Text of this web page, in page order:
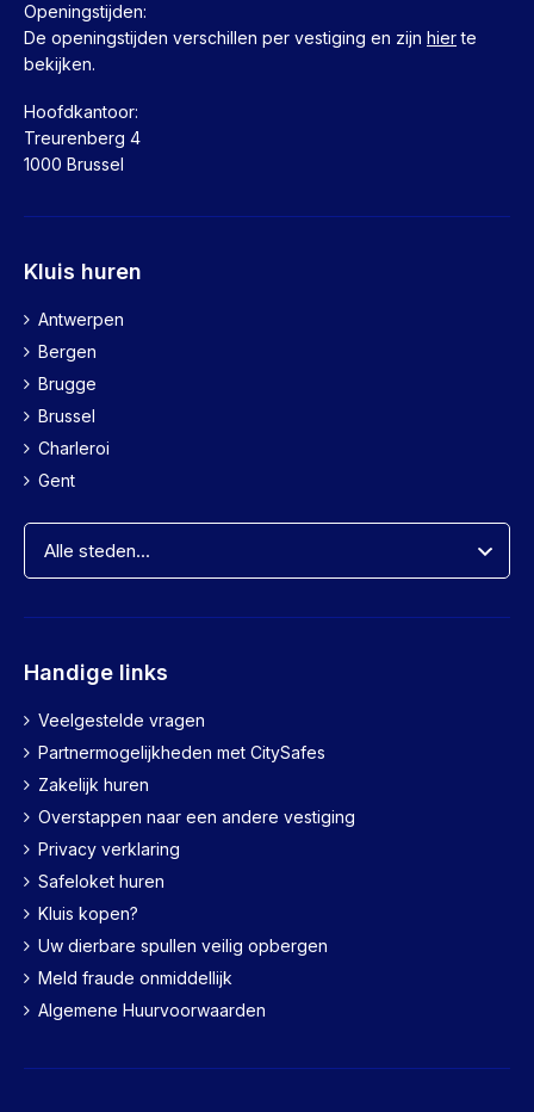
Openingstijden:
De openingstijden verschillen per vestiging en zijn hierte
bekijken.
Hoofdkantoor:
Treurenberg 4
1000 Brussel
Kluis huren
Antwerpen
Bergen
Brugge
Brussel
Charleroi
Gent
Handige links
Veelgestelde vragen
Partnermogelijkheden met CitySafes
Zakelijk huren
Overstappen naar een andere vestiging
Privacy verklaring
Safeloket huren
Kluis kopen?
Uw dierbare spullen veilig opbergen
Meld fraude onmiddellijk
Algemene Huurvoorwaarden